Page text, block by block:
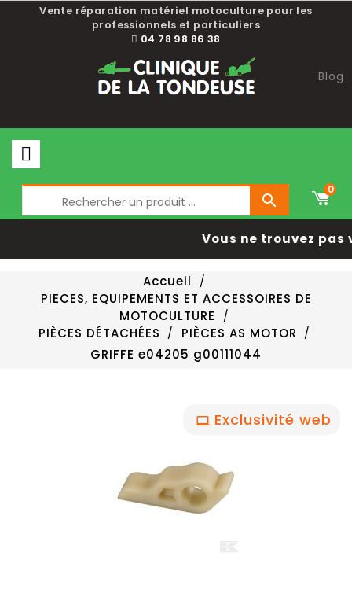
Vente réparation matériel motoculture pour les
professionnels et particuliers
04 78 98 86 38
Blog

0
Vous ne trouvez pas
Accueil
PIECES, EQUIPEMENTS ET ACCESSOIRES DE
MOTOCULTURE
PIÈCES DÉTACHÉES
PIÈCES AS MOTOR
GRIFFE e04205 g00111044
Exclusivité web